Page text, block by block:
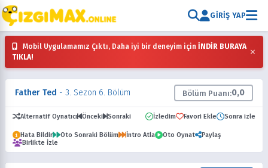
GIRIŞ YAP
Mobil Uygulamamız Çıktı, Daha iyi bir deneyim için İNDİR BURAYA
TIKLA!
×
Father Ted - 3. Sezon 6. Bölüm Bölüm Puanı:0,0
Alternatif Oynatıcı Önceki Sonraki İzledim Favori Ekle Sonra izle
Hata Bildir Oto Sonraki Bölüm İntro Atla Oto Oynat
Paylaş
Birlikte İzle